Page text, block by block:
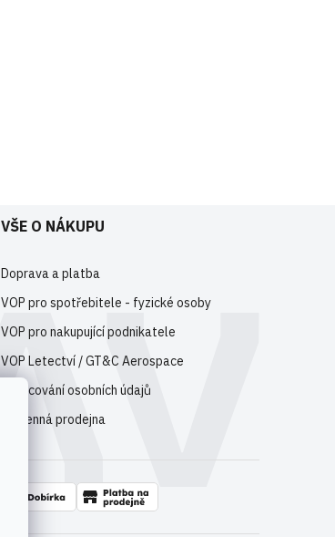
VŠE O NÁKUPU
Doprava a platba
VOP pro spotřebitele - fyzické osoby
VOP pro nakupující podnikatele
VOP Letectví / GT&C Aerospace
Zpracování osobních údajů
Kamenná prodejna